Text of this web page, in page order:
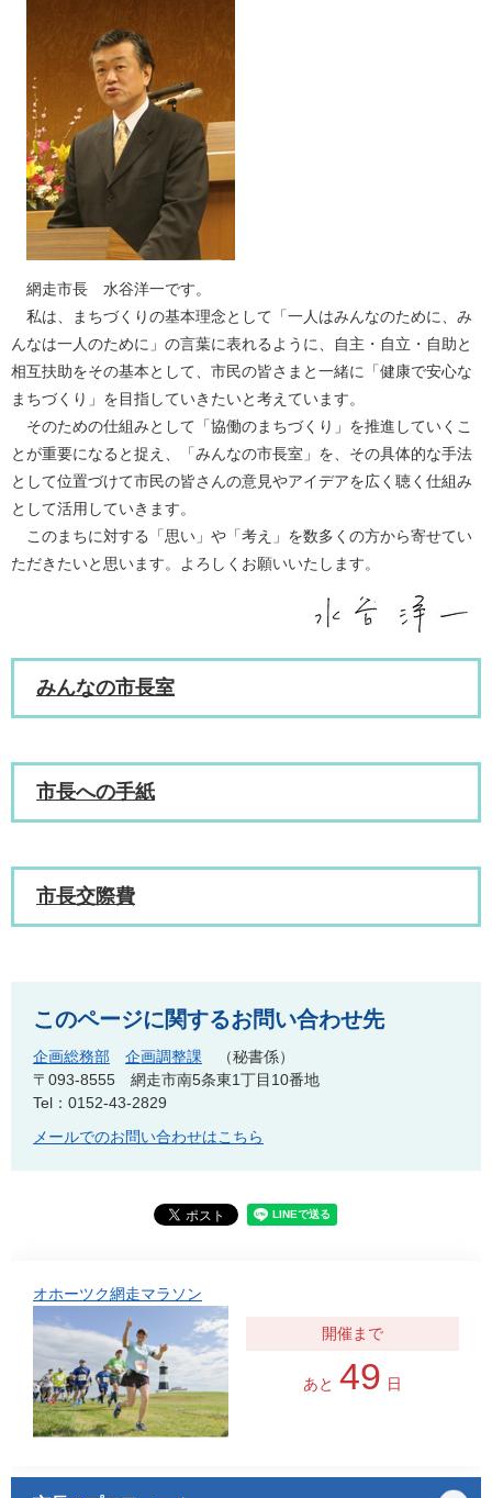
網走市長 水谷洋一です。
私は、まちづくりの基本理念として「一人はみんなのために、み
んなは一人のために」の言葉に表れるように、自主・自立・自助と
相互扶助をその基本として、市民の皆さまと一緒に「健康で安心な
まちづくり」を目指していきたいと考えています。
そのための仕組みとして「協働のまちづくり」を推進していくこ
とが重要になると捉え、「みんなの市長室」を、その具体的な手法
として位置づけて市民の皆さんの意見やアイデアを広く聴く仕組み
として活用していきます。
このまちに対する「思い」や「考え」を数多くの方から寄せてい
ただきたいと思います。よろしくお願いいたします。​
みんなの市長室
市長への手紙
市長交際費
このページに関するお問い合わせ先
企画総務部 企画調整課
秘書係
〒093-8555
網走市南5条東1丁目10番地
Tel：0152-43-2829
メールでのお問い合わせはこちら
オホーツク網走マラソン
あと 49 日